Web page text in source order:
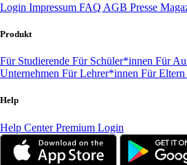
Login Impressum FAQ AGB Presse
Produkt
Für Studierende Für Schüler*innen Für
Unternehmen Für Lehrer*innen Für Eltern
Help
Help CenterPremium Login